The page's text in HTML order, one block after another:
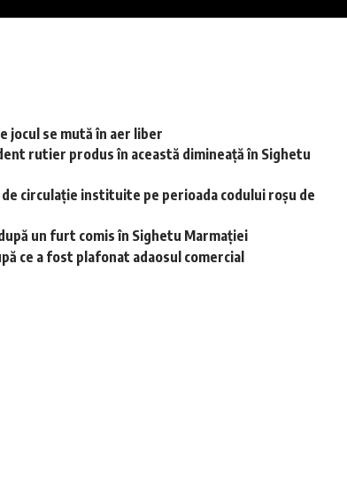
jocul se mută în aer liber
rutier produs în această dimineață în Sighetu
circulație instituite pe perioada codului roșu de
un furt comis în Sighetu Marmației
ce a fost plafonat adaosul comercial